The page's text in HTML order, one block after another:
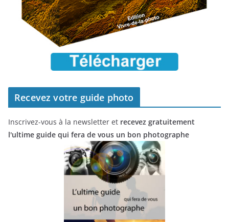
Recevez votre guide photo
Inscrivez-vous à la newsletter et recevez gratuitement
l'ultime guide qui fera de vous un bon photographe